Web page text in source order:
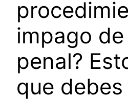
impago
penal?
que